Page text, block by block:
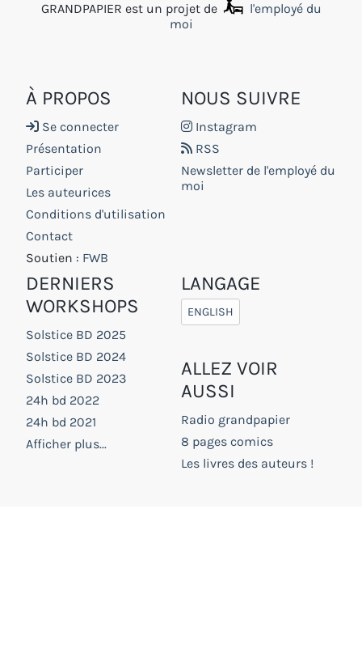
GRANDPAPIER est un projet de
l'employé du
moi
À PROPOS
Se connecter
Présentation
Participer
Les auteurices
Conditions d'utilisation
Contact
Soutien : FWB
NOUS SUIVRE
Instagram
RSS
Newsletter de l'employé du
moi
DERNIERS
WORKSHOPS
Solstice BD 2025
Solstice BD 2024
Solstice BD 2023
24h bd 2022
24h bd 2021
Afficher plus...
LANGAGE
ENGLISH
ALLEZ VOIR
AUSSI
Radio grandpapier
8 pages comics
Les livres des auteurs !